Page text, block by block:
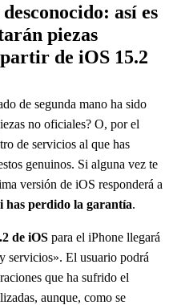
así es
piezas
de iOS 15.2
de segunda mano ha sido
no oficiales? O, por el
de servicios al que has
genuinos. Si alguna vez te
versión de iOS responderá a
has perdido la garantía.
de iOS para el iPhone llegará
servicios». El usuario podrá
que ha sufrido el
aunque, como se